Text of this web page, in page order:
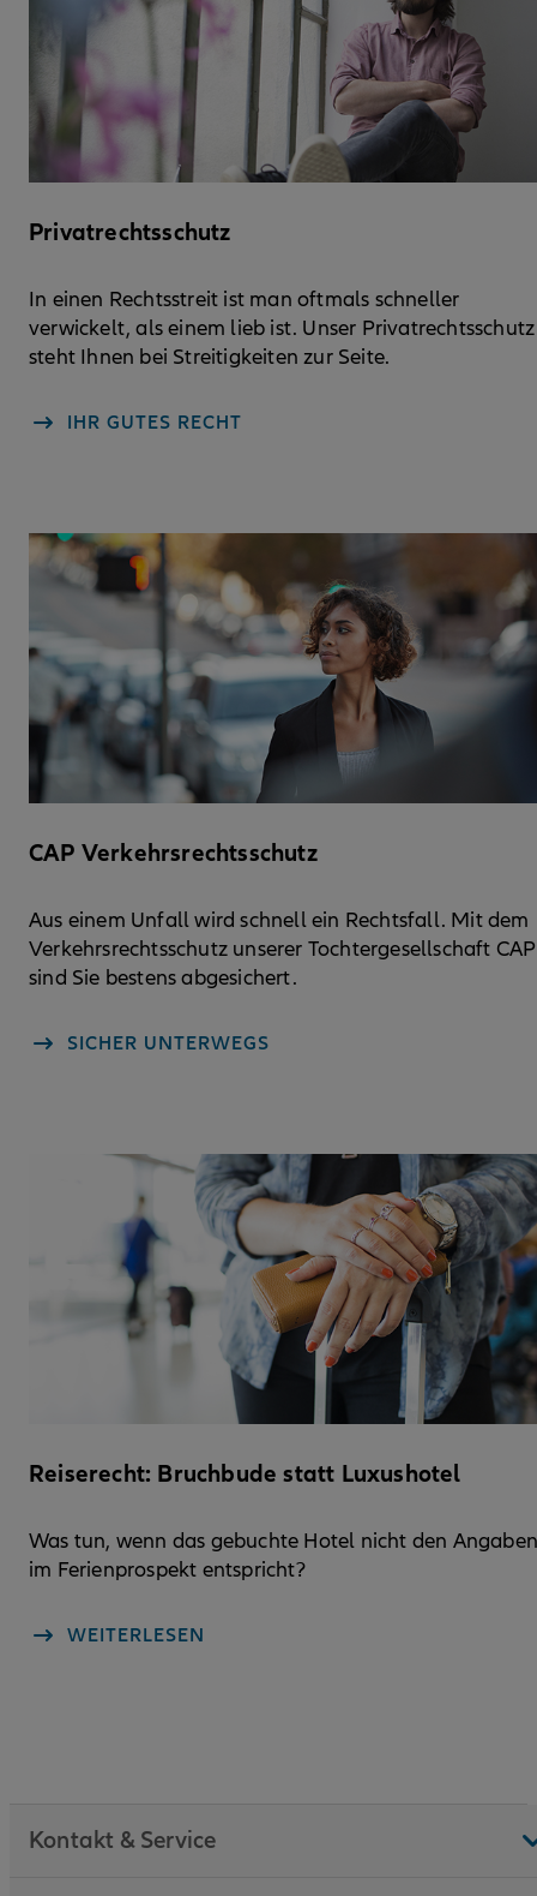
Privatrechtsschutz
In einen Rechtsstreit ist man oftmals schneller
verwickelt, als einem lieb ist. Unser Privatrechtsschutz
steht Ihnen bei Streitigkeiten zur Seite.
IHR GUTES RECHT
CAP Verkehrsrechtsschutz
Aus einem Unfall wird schnell ein Rechtsfall. Mit dem
Verkehrsrechtsschutz unserer Tochtergesellschaft CAP
sind Sie bestens abgesichert.
SICHER UNTERWEGS
Reiserecht: Bruchbude statt Luxushotel
Was tun, wenn das gebuchte Hotel nicht den
im Ferienprospekt entspricht?
WEITERLESEN
Kontakt & Service